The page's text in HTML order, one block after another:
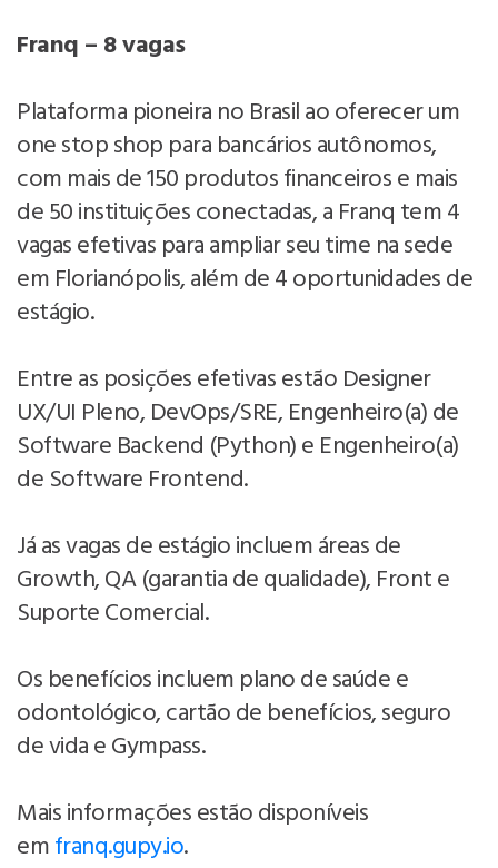
Franq – 8 vagas
Plataforma pioneira no Brasil ao oferecer um
one stop shop para bancários autônomos,
com mais de 150 produtos financeiros e mais
de 50 instituições conectadas, a Franq tem 4
vagas efetivas para ampliar seu time na sede
em Florianópolis, além de 4 oportunidades de
estágio.
Entre as posições efetivas estão Designer
UX/UI Pleno, DevOps/SRE, Engenheiro(a) de
Software Backend (Python) e Engenheiro(a)
de Software Frontend.
Já as vagas de estágio incluem áreas de
Growth, QA (garantia de qualidade), Front e
Suporte Comercial.
Os benefícios incluem plano de saúde e
odontológico, cartão de benefícios, seguro
de vida e Gympass.
Mais informações estão disponíveis
emfranq.gupy.io.